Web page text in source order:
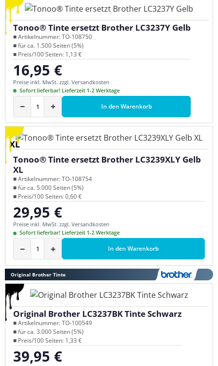
Tonoo® Tinte ersetzt Brother LC3237Y Gelb
■ Artikelnummer: TO-108750
■ für ca. 1.500 Seiten (5%)
■ Preis/100 Seiten: 1,13 €
Regulärer Preis:
16,95 €
Preise inkl. MwSt. zzgl. Versandkosten
Sofort lieferbar! Lieferzeit 1-2 Werktage
− + In den Warenkorb
XL
Tonoo® Tinte ersetzt Brother LC3239XLY Gelb
XL
■ Artikelnummer: TO-108754
■ für ca. 5.000 Seiten (5%)
■ Preis/100 Seiten: 0,60 €
Regulärer Preis:
29,95 €
Preise inkl. MwSt. zzgl. Versandkosten
Sofort lieferbar! Lieferzeit 1-2 Werktage
− + In den Warenkorb
Original Brother Tinte
Original Brother LC3237BK Tinte Schwarz
■ Artikelnummer: TO-100549
■ für ca. 3.000 Seiten (5%)
■ Preis/100 Seiten: 1,33 €
Regulärer Preis:
39,95 €